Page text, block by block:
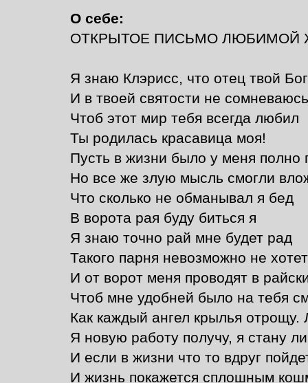
О себе:
ОТКРЫТОЕ ПИСЬМО ЛЮБИМОЙ
Я знаю Клэрисс, что отец твой
И в твоей святости не
Чтоб этот мир тебя всегда любил
Ты родилась красавица моя!
Пусть в жизни было у меня полно
Но все же злую мысль смогли
Что сколько не обманывал я бед
В ворота рая буду биться я
Я знаю точно рай мне будет рад
Такого парня невозможно не
И от ворот меня проводят в
Чтоб мне удобней было на тебя
Как каждый ангел крылья отрощу.
Я новую работу получу, я стану
И если в жизни что то вдруг
И жизнь покажется сплошным